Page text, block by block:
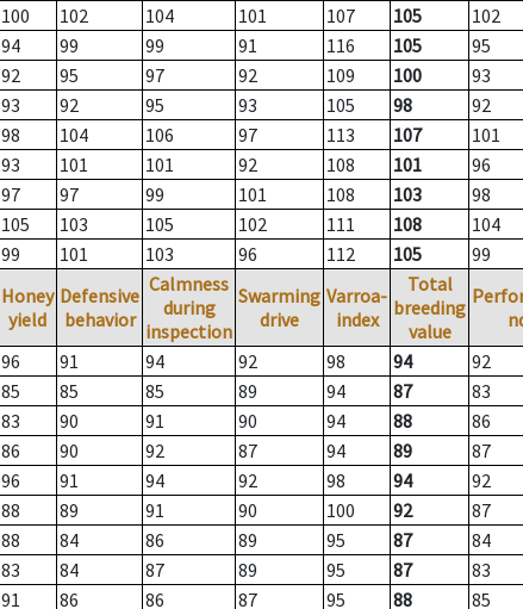
100 102 104 101 107 105
102
94 99 99 91 116 105
95
92 95 97 92 109 100
93
93 92 95 93 105 98
92
98 104 106 97 113 107
101
93 101 101 92 108 101
96
97 97 99 101 108 103
98
105 103 105 102 111 108
104
99 101 103 96 112 105 99
Honey
yield
Defensive
behavior
Calmness
during
inspection
Swarming
drive
Varroa-
index
Total
breeding
value
96 91 94 92 98 94
92
85 85 85 89 94 87
83
83 90 91 90 94 88
86
86 90 92 87 94 89
87
96 91 94 92 98 94
92
88 89 91 90 100 92
87
88 84 86 89 95 87
84
83 84 87 89 95 87
83
91 86 86 87 95 88 85